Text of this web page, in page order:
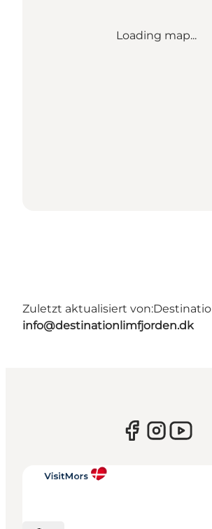
Loading map...
Zuletzt aktualisiert von:
info@destinationlimfjorden.dk